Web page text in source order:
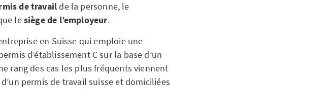
de travailde la personne, le
lesiège de l’employeur.
en Suisse qui emploie une
d’établissement C sur la base d’un
rang des cas les plus fréquents viennent
permis de travail suisse et domiciliées